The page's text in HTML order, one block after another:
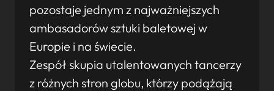
pozostaje jednym z najważniejszych
ambasadorów sztuki baletowej w
Europie i na świecie.
Zespół skupia utalentowanych tancerzy
z różnych stron globu, którzy podążają